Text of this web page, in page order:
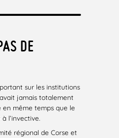
DE
sur les institutions
jamais totalement
même temps que le
l’invective.
régional de Corse et